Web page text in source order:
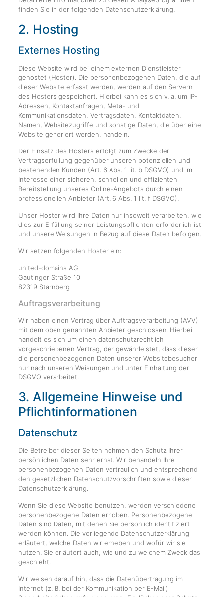
finden Sie in der folgenden Datenschutzerklärung.
2. Hosting
Externes Hosting
Diese Website wird bei einem externen Dienstleister
gehostet (Hoster). Die personenbezogenen Daten, die auf
dieser Website erfasst werden, werden auf den Servern
des Hosters gespeichert. Hierbei kann es sich v. a. um IP-
Adressen, Kontaktanfragen, Meta- und
Kommunikationsdaten, Vertragsdaten, Kontaktdaten,
Namen, Websitezugriffe und sonstige Daten, die über eine
Website generiert werden, handeln.
Der Einsatz des Hosters erfolgt zum Zwecke der
Vertragserfüllung gegenüber unseren potenziellen und
bestehenden Kunden (Art. 6 Abs. 1 lit. b DSGVO) und im
Interesse einer sicheren, schnellen und effizienten
Bereitstellung unseres Online-Angebots durch einen
professionellen Anbieter (Art. 6 Abs. 1 lit. f DSGVO).
Unser Hoster wird Ihre Daten nur insoweit verarbeiten, wie
dies zur Erfüllung seiner Leistungspflichten erforderlich ist
und unsere Weisungen in Bezug auf diese Daten befolgen.
Wir setzen folgenden Hoster ein:
united-domains AG
Gautinger Straße 10
82319 Starnberg
Auftragsverarbeitung
Wir haben einen Vertrag über Auftragsverarbeitung (AVV)
mit dem oben genannten Anbieter geschlossen. Hierbei
handelt es sich um einen datenschutzrechtlich
vorgeschriebenen Vertrag, der gewährleistet, dass dieser
die personenbezogenen Daten unserer Websitebesucher
nur nach unseren Weisungen und unter Einhaltung der
DSGVO verarbeitet.
3. Allgemeine Hinweise und
Pflicht­informationen
Datenschutz
Die Betreiber dieser Seiten nehmen den Schutz Ihrer
persönlichen Daten sehr ernst. Wir behandeln Ihre
personenbezogenen Daten vertraulich und entsprechend
den gesetzlichen Datenschutzvorschriften sowie dieser
Datenschutzerklärung.
Wenn Sie diese Website benutzen, werden verschiedene
personenbezogene Daten erhoben. Personenbezogene
Daten sind Daten, mit denen Sie persönlich identifiziert
werden können. Die vorliegende Datenschutzerklärung
erläutert, welche Daten wir erheben und wofür wir sie
nutzen. Sie erläutert auch, wie und zu welchem Zweck das
geschieht.
Wir weisen darauf hin, dass die Datenübertragung im
Internet (z. B. bei der Kommunikation per E-Mail)